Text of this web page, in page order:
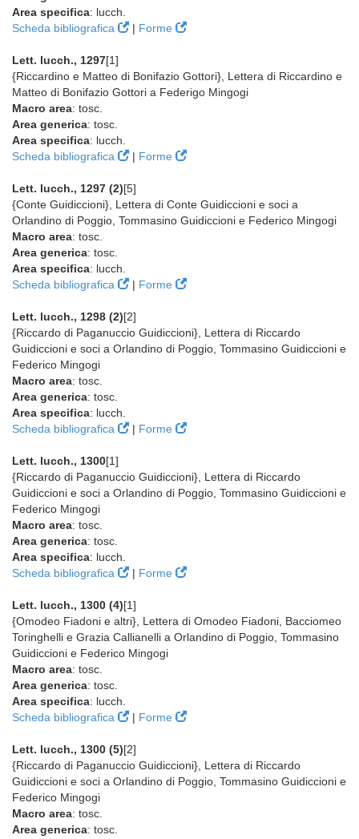
Area specifica: lucch.
Scheda bibliografica
| Forme
Lett. lucch., 1297[1]
{Riccardino e Matteo di Bonifazio Gottori}, Lettera di Riccardino e
Matteo di Bonifazio Gottori a Federigo Mingogi
Macro area: tosc.
Area generica: tosc.
Area specifica: lucch.
Scheda bibliografica
| Forme
Lett. lucch., 1297 (2)[5]
{Conte Guidiccioni}, Lettera di Conte Guidiccioni e soci a
Orlandino di Poggio, Tommasino Guidiccioni e Federico Mingogi
Macro area: tosc.
Area generica: tosc.
Area specifica: lucch.
Scheda bibliografica
| Forme
Lett. lucch., 1298 (2)[2]
{Riccardo di Paganuccio Guidiccioni}, Lettera di Riccardo
Guidiccioni e soci a Orlandino di Poggio, Tommasino Guidiccioni e
Federico Mingogi
Macro area: tosc.
Area generica: tosc.
Area specifica: lucch.
Scheda bibliografica
| Forme
Lett. lucch., 1300[1]
{Riccardo di Paganuccio Guidiccioni}, Lettera di Riccardo
Guidiccioni e soci a Orlandino di Poggio, Tommasino Guidiccioni e
Federico Mingogi
Macro area: tosc.
Area generica: tosc.
Area specifica: lucch.
Scheda bibliografica
| Forme
Lett. lucch., 1300 (4)[1]
{Omodeo Fiadoni e altri}, Lettera di Omodeo Fiadoni, Bacciomeo
Toringhelli e Grazia Callianelli a Orlandino di Poggio, Tommasino
Guidiccioni e Federico Mingogi
Macro area: tosc.
Area generica: tosc.
Area specifica: lucch.
Scheda bibliografica
| Forme
Lett. lucch., 1300 (5)[2]
{Riccardo di Paganuccio Guidiccioni}, Lettera di Riccardo
Guidiccioni e soci a Orlandino di Poggio, Tommasino Guidiccioni e
Federico Mingogi
Macro area: tosc.
Area generica: tosc.